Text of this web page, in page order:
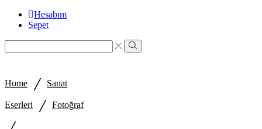
Hesabım
Sepet
Search
input
Search
Home / Sanat
Eserleri / Fotoğraf